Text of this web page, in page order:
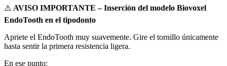
⚠️ AVISO IMPORTANTE – Inserción del modelo Biovoxel
EndoTooth en el tipodonto
Apriete el EndoTooth muy suavemente. Gire el tornillo únicamente
hasta sentir la primera resistencia ligera.
En ese punto: